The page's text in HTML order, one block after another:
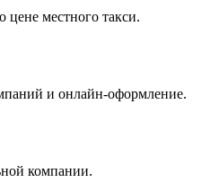
цене местного такси.
и онлайн-оформление.
компании.